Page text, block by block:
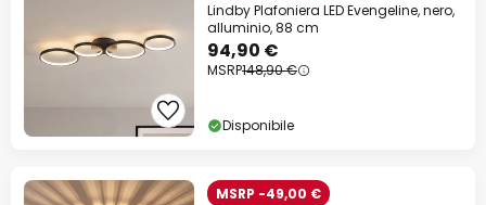
Lindby Plafoniera LED Evengeline, nero,
alluminio, 88 cm
94,90 €
MSRP148,90 €
Disponibile
MSRP -49,00 €